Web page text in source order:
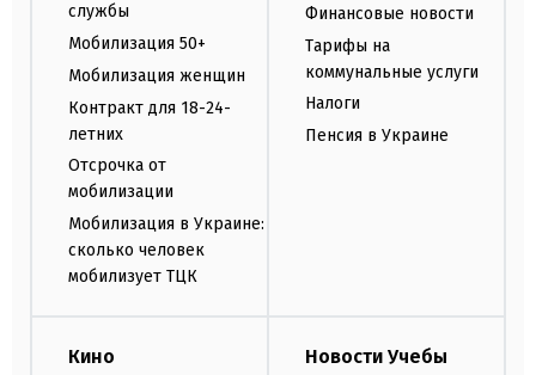
службы
Мобилизация 50+
Мобилизация женщин
Контракт для 18-24-
летних
Отсрочка от
мобилизации
Мобилизация в Украине:
сколько человек
мобилизует ТЦК
Финансовые новости
Тарифы на
коммунальные услуги
Налоги
Пенсия в Украине
Кино Новости Учебы